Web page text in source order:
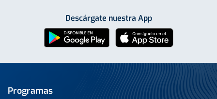
Descárgate nuestra App
Programas